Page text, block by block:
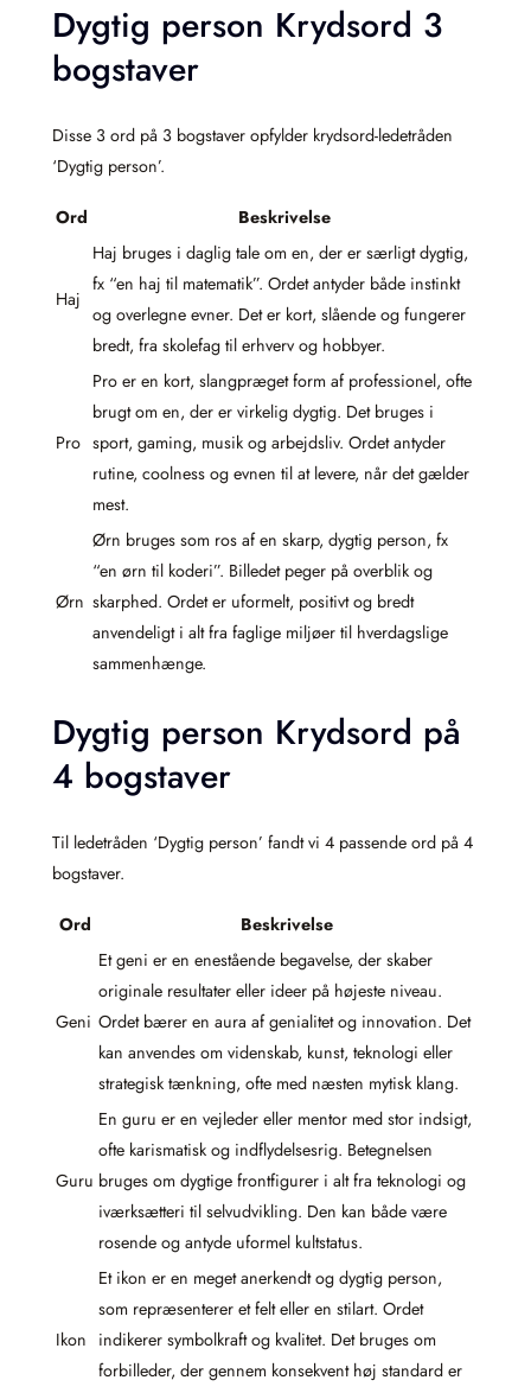
Dygtig person Krydsord 3
bogstaver
Disse 3 ord på 3 bogstaver opfylder krydsord-ledetråden
‘Dygtig person’.
Ord Beskrivelse
Haj
Haj bruges i daglig tale om en, der er særligt dygtig,
fx “en haj til matematik”. Ordet antyder både instinkt
og overlegne evner. Det er kort, slående og fungerer
bredt, fra skolefag til erhverv og hobbyer.
Pro
Pro er en kort, slangpræget form af professionel, ofte
brugt om en, der er virkelig dygtig. Det bruges i
sport, gaming, musik og arbejdsliv. Ordet antyder
rutine, coolness og evnen til at levere, når det gælder
mest.
Ørn
Ørn bruges som ros af en skarp, dygtig person, fx
“en ørn til koderi”. Billedet peger på overblik og
skarphed. Ordet er uformelt, positivt og bredt
anvendeligt i alt fra faglige miljøer til hverdagslige
sammenhænge.
Dygtig person Krydsord på
4 bogstaver
Til ledetråden ‘Dygtig person’ fandt vi 4 passende ord på 4
bogstaver.
Ord Beskrivelse
Geni
Et geni er en enestående begavelse, der skaber
originale resultater eller ideer på højeste niveau.
Ordet bærer en aura af genialitet og innovation. Det
kan anvendes om videnskab, kunst, teknologi eller
strategisk tænkning, ofte med næsten mytisk klang.
Guru
En guru er en vejleder eller mentor med stor indsigt,
ofte karismatisk og indflydelsesrig. Betegnelsen
bruges om dygtige frontfigurer i alt fra teknologi og
iværksætteri til selvudvikling. Den kan både være
rosende og antyde uformel kultstatus.
Ikon
Et ikon er en meget anerkendt og dygtig person,
som repræsenterer et felt eller en stilart. Ordet
indikerer symbolkraft og kvalitet. Det bruges om
forbilleder, der gennem konsekvent høj standard er